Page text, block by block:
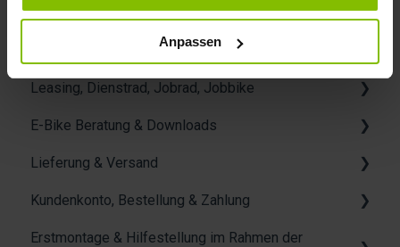
Sie können Ihre Einwilligung jederzeit auf unserer
Anpassen
Probefahrt
Ankauf
Kontakt
Akku
Wissenswertes
Leasing, Dienstrad, Jobrad, Jobbike
Allgemeines zum Thema Leasing
FAQs beim Anbieter "Jobrad"
E-Bike Beratung & Downloads
Rahmengröße
Allgemeines
Wartung und Pflege
Lieferung & Versand
Lieferzustand
Lieferkosten
Kundenkonto, Bestellung & Zahlung
Kundenkonto
Erstmontage & Hilfestellung im Rahmen der